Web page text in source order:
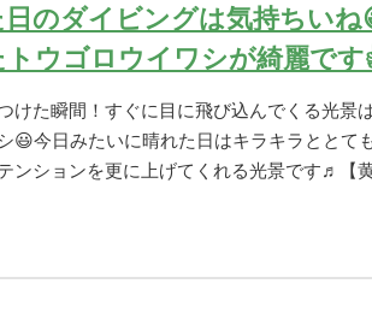
のダイビングは気持ちいね
トウゴロウイワシが綺麗です
けた瞬間！すぐに目に飛び込んでくる光景
😃今日みたいに晴れた日はキラキラととて
ンションを更に上げてくれる光景です♬【